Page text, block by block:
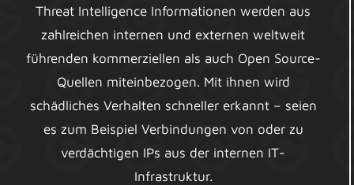
Threat Intelligence Informationen werden aus
zahlreichen internen und externen weltweit
führenden kommerziellen als auch Open Source-
Quellen miteinbezogen. Mit ihnen wird
schädliches Verhalten schneller erkannt – seien
es zum Beispiel Verbindungen von oder zu
verdächtigen IPs aus der internen IT-
Infrastruktur.